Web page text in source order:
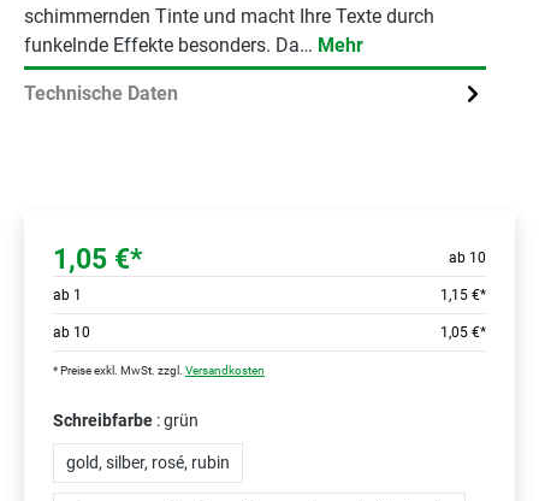
schimmernden Tinte und macht Ihre Texte durch
funkelnde Effekte besonders. Da… Mehr
Technische Daten
1,05 €* ab 10
ab 1 1,15 €*
ab 10 1,05 €*
* Preise exkl. MwSt. zzgl. Versandkosten
Schreibfarbe : grün
gold, silber, rosé, rubin